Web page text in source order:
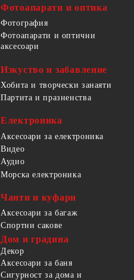
Фотоапарати и оптика
Фотография
Фотоапарати и оптични
аксесоари
Изкуство и забавление
Хобита и творчески занаяти
Партита и празненства
Електроника
Аксесоари за електроника
Видео
Аудио
Морска електроника
Чанти и куфари
Аксесоари за багаж
Спортни сакове
Дом и градина
Декор
Аксесоари за баня
Сигурност за дома и